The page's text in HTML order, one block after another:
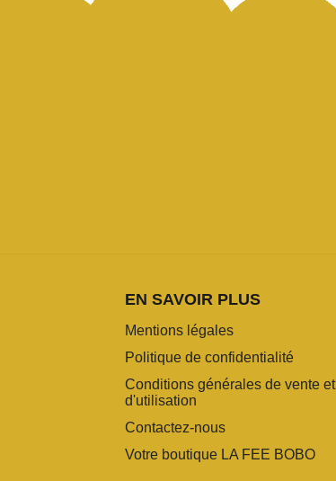
EN SAVOIR PLUS
Mentions légales
Politique de confidentialité
Conditions générales de vente et
d'utilisation
Contactez-nous
Votre boutique LA FEE BOBO